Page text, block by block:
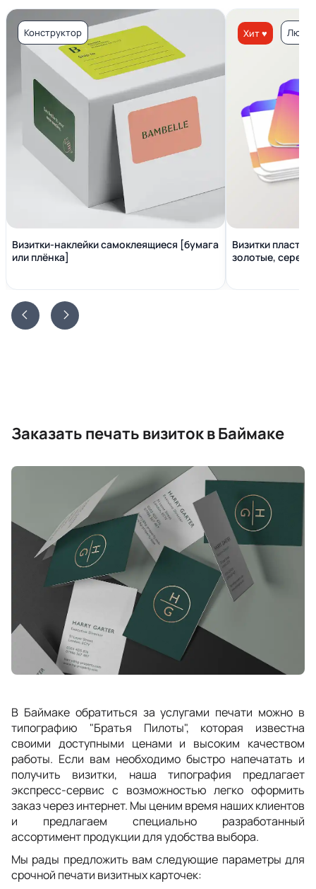
Конструктор
Визитки-наклейки самоклеящиеся [бумага
или плёнка]
Хит ♥ Люкс
Визитки
золотые,
Заказать печать визиток в Баймаке
В Баймаке обратиться за услугами печати можно в
типографию "Братья Пилоты", которая известна
своими доступными ценами и высоким качеством
работы. Если вам необходимо быстро напечатать и
получить визитки, наша типография предлагает
экспресс-сервис с возможностью легко оформить
заказ через интернет. Мы ценим время наших клиентов
и предлагаем специально разработанный
ассортимент продукции для удобства выбора.
Мы рады предложить вам следующие параметры для
срочной печати визитных карточек: